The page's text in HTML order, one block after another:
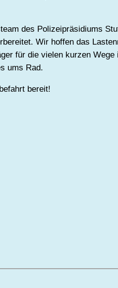
des Polizeipräsidiums
Wir hoffen das
für die vielen kurzen
ums Rad.
bereit!